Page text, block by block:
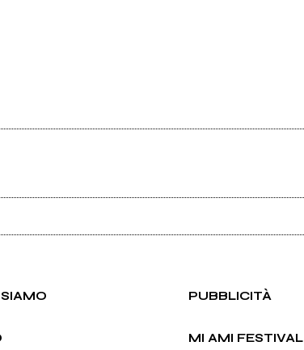
PUBBLICITÀ
MI AMI FESTIVAL